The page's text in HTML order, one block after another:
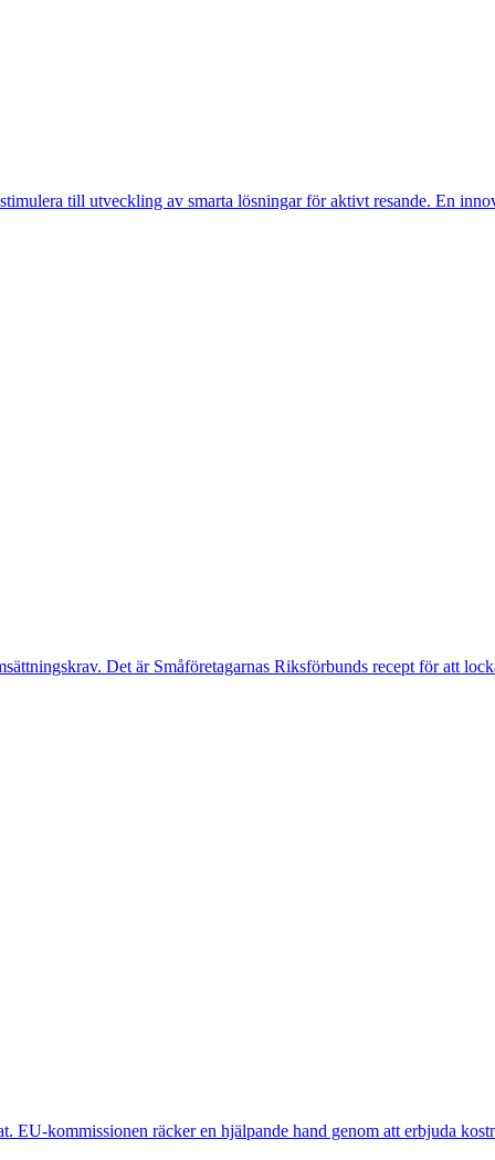
till utveckling av smarta lösningar för aktivt resande. En
Det är Småföretagarnas Riksförbunds recept för att
kommissionen räcker en hjälpande hand genom att erbjuda